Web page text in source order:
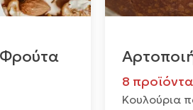
8 προϊόντα
Κουλούρια